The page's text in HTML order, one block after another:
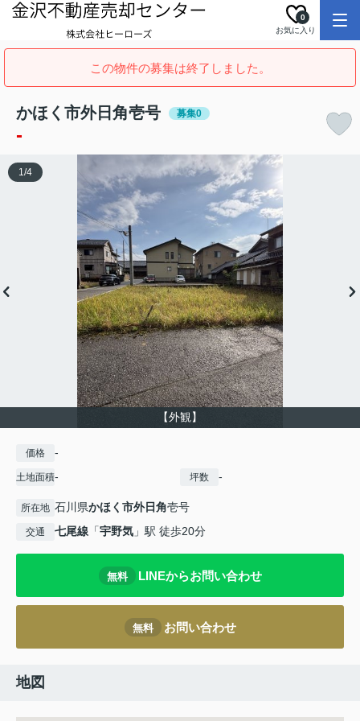
お気に入り
0
この物件の募集は終了しました。
かほく市外日角壱号 募集0
-
【外観】
1/4
価格 -
土地面積- 坪数 -
所在地 石川県かほく市外日角壱号
交通 七尾線 「宇野気 」駅 徒歩20分
無料 LINEからお問い合わせ
無料 お問い合わせ
地図